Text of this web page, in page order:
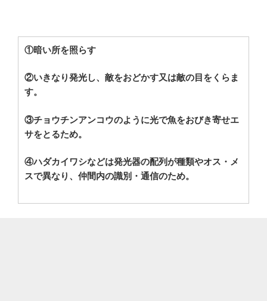
①暗い所を照らす
②いきなり発光し、敵をおどかす又は敵の目をくらま
す。
③チョウチンアンコウのように光で魚をおびき寄せエ
サをとるため。
④ハダカイワシなどは発光器の配列が種類やオス・メ
スで異なり、仲間内の識別・通信のため。